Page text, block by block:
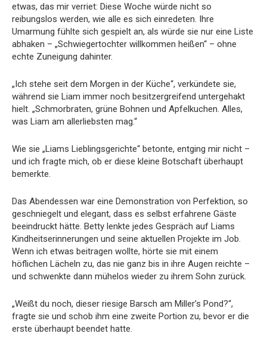
etwas, das mir verriet: Diese Woche würde nicht so
reibungslos werden, wie alle es sich einredeten. Ihre
Umarmung fühlte sich gespielt an, als würde sie nur eine Liste
abhaken – „Schwiegertochter willkommen heißen“ – ohne
echte Zuneigung dahinter.
„Ich stehe seit dem Morgen in der Küche“, verkündete sie,
während sie Liam immer noch besitzergreifend untergehakt
hielt. „Schmorbraten, grüne Bohnen und Apfelkuchen. Alles,
was Liam am allerliebsten mag.“
Wie sie „Liams Lieblingsgerichte“ betonte, entging mir nicht –
und ich fragte mich, ob er diese kleine Botschaft überhaupt
bemerkte.
Das Abendessen war eine Demonstration von Perfektion, so
geschniegelt und elegant, dass es selbst erfahrene Gäste
beeindruckt hätte. Betty lenkte jedes Gespräch auf Liams
Kindheitserinnerungen und seine aktuellen Projekte im Job.
Wenn ich etwas beitragen wollte, hörte sie mit einem
höflichen Lächeln zu, das nie ganz bis in ihre Augen reichte –
und schwenkte dann mühelos wieder zu ihrem Sohn zurück.
„Weißt du noch, dieser riesige Barsch am Miller’s Pond?“,
fragte sie und schob ihm eine zweite Portion zu, bevor er die
erste überhaupt beendet hatte.